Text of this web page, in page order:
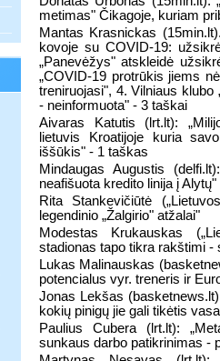
metimas" Čikagoje, kuriam
Mantas Krasnickas
kovoje su COVID-19:
„Panevėžys" atskleidė
„COVID-19 protrūkis jiems
treniruojasi", 4. Vilniaus
- neinformuota" - 3 taškai
Aivaras Katutis (lrt.lt):
lietuvis Kroatijoje kuria
iššūkis" - 1 taškas
Mindaugas Augustis
neafišuota kredito linija į Alytų"
Rita Stankevičiūtė
legendinio „Žalgirio" atžalai"
Modestas Krukauskas
stadionas tapo tikra rakštimi -
Lukas Malinauskas
potencialus vyr. treneris ir
Jonas Lekšas
kokių pinigų jie gali tikėtis
Paulius Cubera (lrt.lt):
sunkaus darbo patikrinimas -